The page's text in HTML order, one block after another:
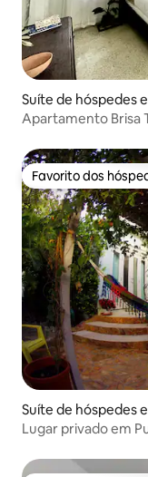
Suíte de hóspedes
Apartamento Brisa
Favorito dos
Favorito dos
Suíte de hóspedes
Lugar privado em